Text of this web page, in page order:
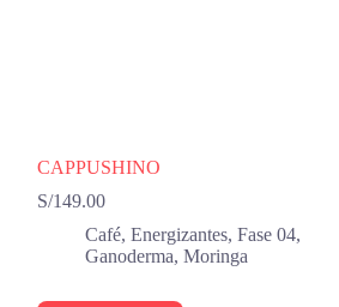
CAPPUSHINO
S/149.00
Café, Energizantes, Fase 04,
Ganoderma, Moringa